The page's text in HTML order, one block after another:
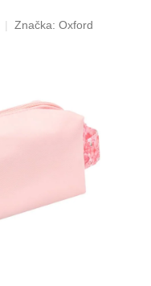
Značka: Oxford